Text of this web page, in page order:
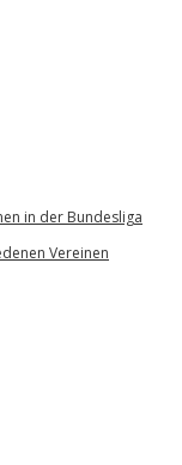
in der Bundesliga
Vereinen